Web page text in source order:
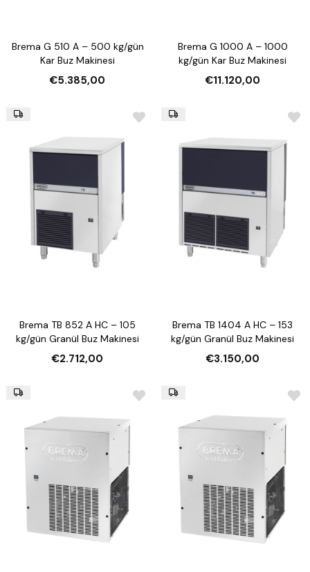
Brema G 510 A – 500 kg/gün
Kar Buz Makinesi
€5.385,00
Brema G 1000 A – 1000
kg/gün Kar Buz Makinesi
€11.120,00
Brema TB 852 A HC – 105
kg/gün Granül Buz Makinesi
€2.712,00
Brema TB 1404 A HC – 153
kg/gün Granül Buz Makinesi
€3.150,00